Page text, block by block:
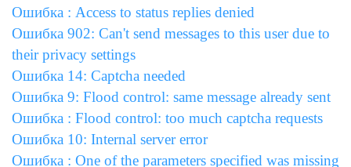
Ошибка : Access to status replies denied
Ошибка 902: Can't send messages to this user due to
their privacy settings
Ошибка 14: Captcha needed
Ошибка 9: Flood control: same message already sent
Ошибка : Flood control: too much captcha requests
Ошибка 10: Internal server error
Ошибка : One of the parameters specified was missing